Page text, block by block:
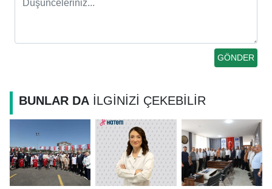
BUNLAR DA İLGİNİZİ ÇEKEBİLİR